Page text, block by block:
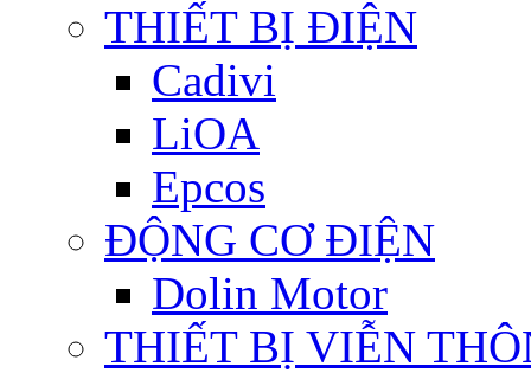
THIẾT BỊ ĐIỆN
Cadivi
LiOA
Epcos
ĐỘNG CƠ ĐIỆN
Dolin Motor
THIẾT BỊ VIỄN